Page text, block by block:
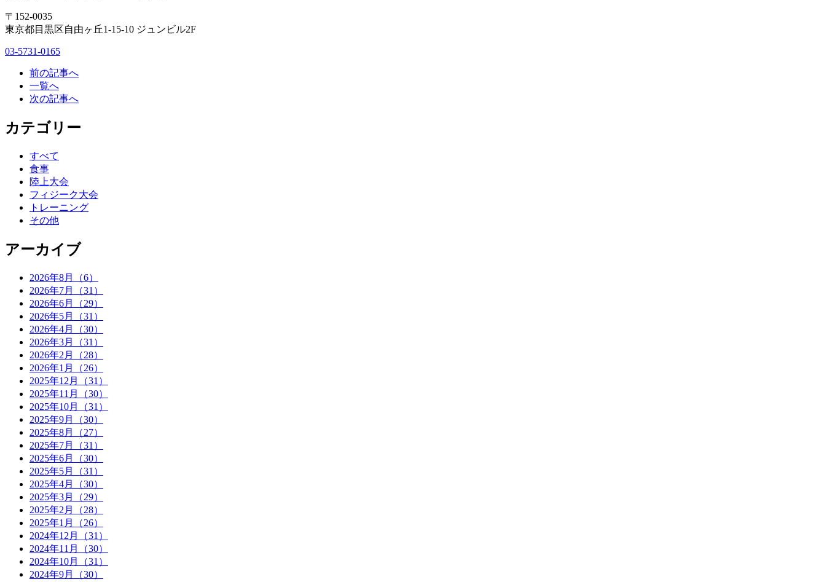
〒152-0035
東京都目黒区自由ヶ丘1-15-10 ジュンビル2F
03-5731-0165
前の記事へ
一覧へ
次の記事へ
カテゴリー
すべて
食事
陸上大会
フィジーク大会
トレーニング
その他
アーカイブ
2026年8月（6）
2026年7月（31）
2026年6月（29）
2026年5月（31）
2026年4月（30）
2026年3月（31）
2026年2月（28）
2026年1月（26）
2025年12月（31）
2025年11月（30）
2025年10月（31）
2025年9月（30）
2025年8月（27）
2025年7月（31）
2025年6月（30）
2025年5月（31）
2025年4月（30）
2025年3月（29）
2025年2月（28）
2025年1月（26）
2024年12月（31）
2024年11月（30）
2024年10月（31）
2024年9月（30）